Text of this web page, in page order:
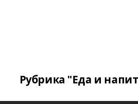
Рубрика "Еда и